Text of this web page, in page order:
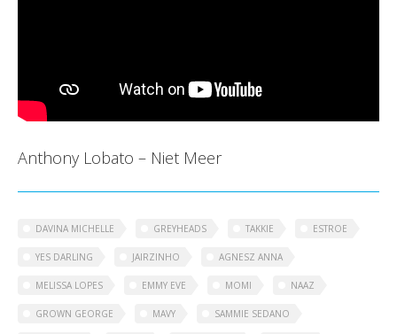
Anthony Lobato – Niet Meer
DAVINA MICHELLE GREYHEADS TAKKIE ESTROE
YES DARLING JAIRZINHO AGNESZ ANNA
MELISSA LOPES EMMY EVE MOMI NAAZ
GROWN GEORGE MAVY SAMMIE SEDANO